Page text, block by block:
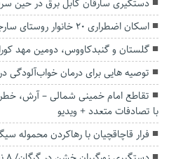
دستگیری سارقان کابل برق در حین
اسکان اضطراری ۲۰ خانوار روستای سارجه‌کر گنبدکاووس
گلستان و گنبدکاووس، دومین مهد
توصیه هایی برای درمان خواب‌آلودگی
تقاطع امام خمینی شمالی – آرش،
با تصادفات متعدد + ویدیو
فرار قاچاقچیان با رهاکردن محموله